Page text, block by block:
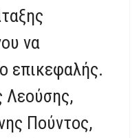
να
επικεφαλής.
Λεούσης,
Πούντος,